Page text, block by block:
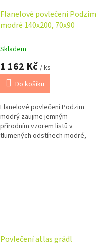
Flanelové povlečení Podzim
modré 140x200, 70x90
Skladem
1 162 Kč / ks
Do košíku
Flanelové povlečení Podzim
modrý zaujme jemným
přírodním vzorem listů v
tlumených odstínech modré,
šedé a béžové, který vnese do
Povlečení atlas grádl